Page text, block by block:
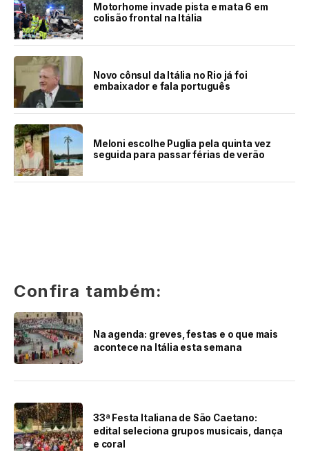
Motorhome invade pista e mata 6 em
colisão frontal na Itália
Novo cônsul da Itália no Rio já foi
embaixador e fala português
Meloni escolhe Puglia pela quinta vez
seguida para passar férias de verão
Confira também:
Na agenda: greves, festas e o que mais
acontece na Itália esta semana
33ª Festa Italiana de São Caetano:
edital seleciona grupos musicais, dança
e coral